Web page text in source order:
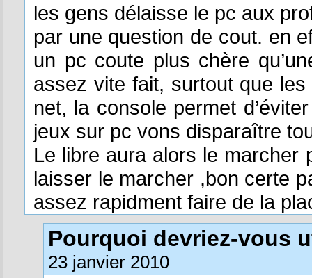
les gens délaisse le pc aux
par une question de cout. en
un pc coute plus chère
assez vite fait, surtout que
net, la console permet
jeux sur pc vons disparaître
Le libre aura alors le marcher
laisser le marcher ,bon certe
assez rapidment faire de la
Pourquoi devriez-vous
23 janvier 2010